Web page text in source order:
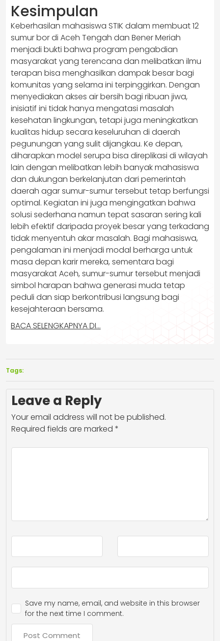
Kesimpulan
Keberhasilan mahasiswa STIK dalam membuat 12
sumur bor di Aceh Tengah dan Bener Meriah
menjadi bukti bahwa program pengabdian
masyarakat yang terencana dan melibatkan ilmu
terapan bisa menghasilkan dampak besar bagi
komunitas yang selama ini terpinggirkan. Dengan
menyediakan akses air bersih bagi ribuan jiwa,
inisiatif ini tidak hanya mengatasi masalah
kesehatan lingkungan, tetapi juga meningkatkan
kualitas hidup secara keseluruhan di daerah
pegunungan yang sulit dijangkau. Ke depan,
diharapkan model serupa bisa direplikasi di wilayah
lain dengan melibatkan lebih banyak mahasiswa
dan dukungan berkelanjutan dari pemerintah
daerah agar sumur-sumur tersebut tetap berfungsi
optimal. Kegiatan ini juga mengingatkan bahwa
solusi sederhana namun tepat sasaran sering kali
lebih efektif daripada proyek besar yang terkadang
tidak menyentuh akar masalah. Bagi mahasiswa,
pengalaman ini menjadi modal berharga untuk
masa depan karir mereka, sementara bagi
masyarakat Aceh, sumur-sumur tersebut menjadi
simbol harapan bahwa generasi muda tetap
peduli dan siap berkontribusi langsung bagi
kesejahteraan bersama.
BACA SELENGKAPNYA DI…
Tags:
Leave a Reply
Your email address will not be published.
Required fields are marked *
Save my name, email, and website in this browser
for the next time I comment.